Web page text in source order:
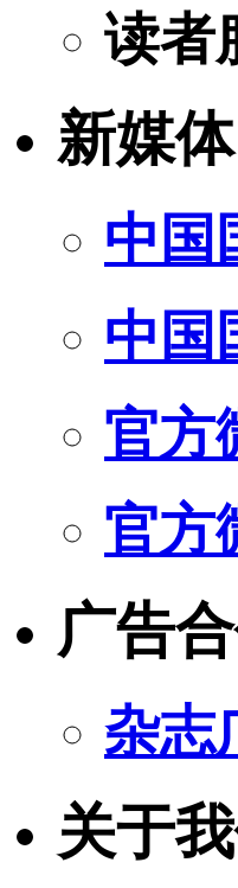
读者
新媒体
中国
中国
官方
官方
广告
杂志
关于